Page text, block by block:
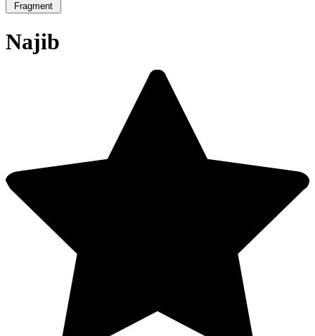
Fragment
Najib